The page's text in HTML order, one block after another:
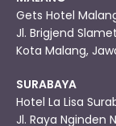
Gets Hotel
Jl. Brigjend
Kota Malang,
SURABAYA
Hotel La Lisa
Jl. Raya Nginden